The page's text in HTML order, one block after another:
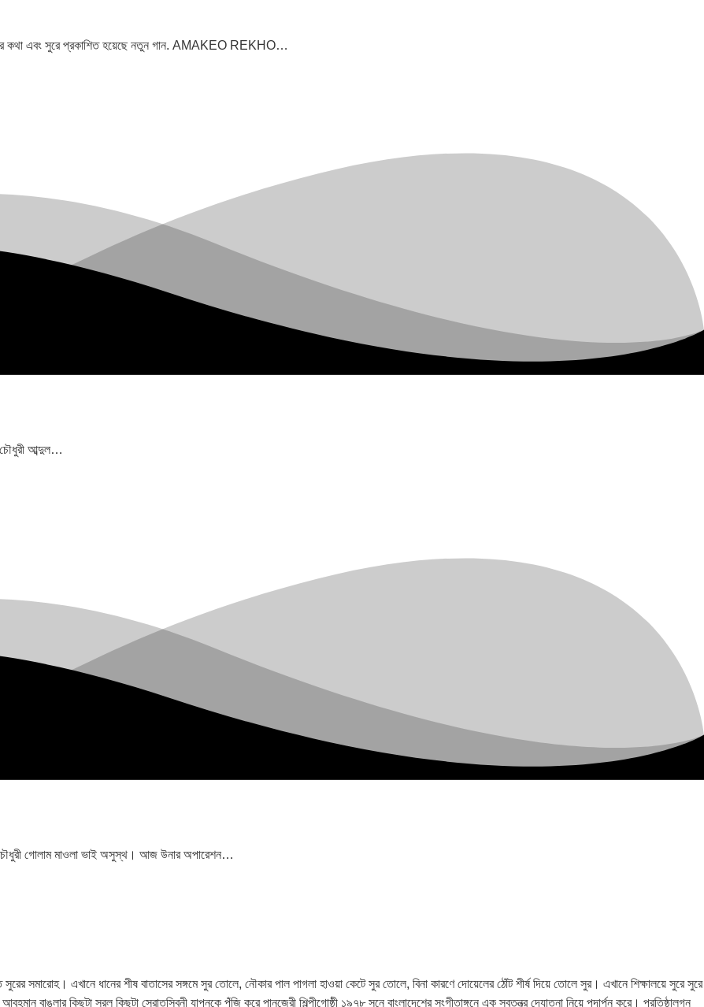
কথা এবং সুরে প্রকাশিত হয়েছে নতুন গান. AMAKEO REKHO…
চৌধুরী আব্দুল…
চৌধুরী গোলাম মাওলা ভাই অসুস্থ। আজ উনার অপারেশন…
এখানে ধানের শীষ বাতাসের সঙ্গমে সুর তোলে, নৌকার পাল পাগলা হাওয়া কেটে সুর তোলে, বিনা কারণে দোয়েলের ঠোঁট শীর্ষ দিয়ে তোলে সুর। এখানে শিক্ষালয়ে সুরে সুরে
বাঙলার কিছুটা সরল কিছুটা স্রোতস্বিনী যাপনকে পুঁজি করে পানজেরী শিল্পীগোষ্ঠী ১৯৭৮ সনে বাংলাদেশের সংগীতাঙ্গনে এক স্বতন্ত্র দ্যোতনা নিয়ে পদার্পন করে। প্রতিষ্ঠালগ্ন